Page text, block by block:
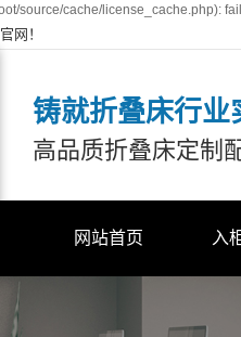
source/cache/license_cache.php):
网！
铸就折叠床行业
高品质折叠床定制
网站首页 入